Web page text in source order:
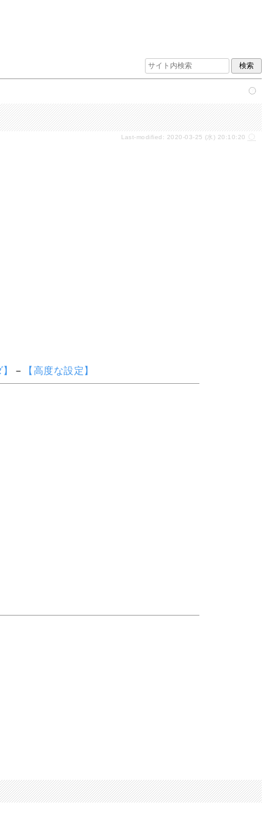
Last-modified: 2020-03-25 (水) 20:10:20
－ 【高度な設定】